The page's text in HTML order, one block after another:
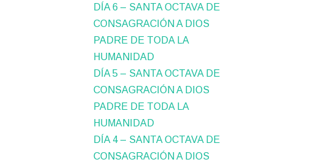
DÍA 6 – SANTA OCTAVA DE
CONSAGRACIÓN A DIOS
PADRE DE TODA LA
HUMANIDAD
DÍA 5 – SANTA OCTAVA DE
CONSAGRACIÓN A DIOS
PADRE DE TODA LA
HUMANIDAD
DÍA 4 – SANTA OCTAVA DE
CONSAGRACIÓN A DIOS